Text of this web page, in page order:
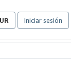
Iniciar sesión